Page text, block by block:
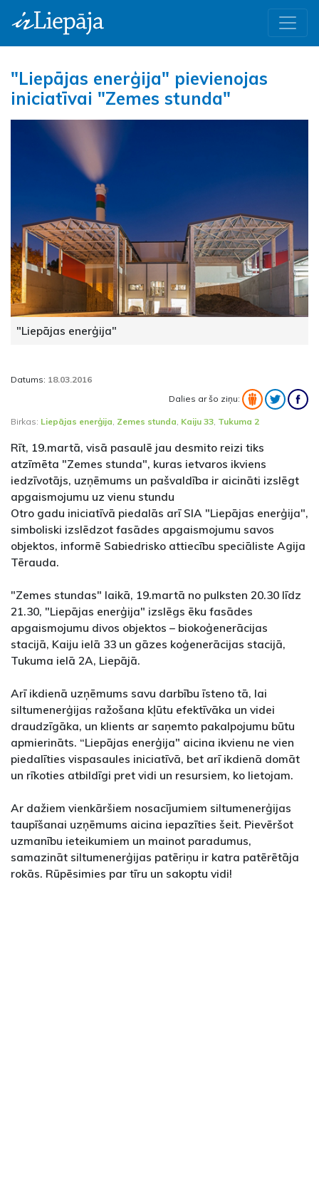
"Liepājas enerģija" pievienojas
iniciatīvai "Zemes stunda"
"Liepājas enerģija"
Datums: 18.03.2016
Dalies ar šo ziņu:
Birkas: Liepājas enerģija, Zemes stunda, Kaiju 33, Tukuma 2
Rīt, 19.martā, visā pasaulē jau desmito reizi tiks
atzīmēta "Zemes stunda", kuras ietvaros ikviens
iedzīvotājs, uzņēmums un pašvaldība ir aicināti izslēgt
apgaismojumu uz vienu stundu
Otro gadu iniciatīvā piedalās arī SIA "Liepājas enerģija",
simboliski izslēdzot fasādes apgaismojumu savos
objektos, informē Sabiedrisko attiecību speciāliste Agija
Tērauda.
"Zemes stundas" laikā, 19.martā no pulksten 20.30 līdz
21.30, "Liepājas enerģija" izslēgs ēku fasādes
apgaismojumu divos objektos – biokoģenerācijas
stacijā, Kaiju ielā 33 un gāzes koģenerācijas stacijā,
Tukuma ielā 2A, Liepājā.
Arī ikdienā uzņēmums savu darbību īsteno tā, lai
siltumenerģijas ražošana kļūtu efektīvāka un videi
draudzīgāka, un klients ar saņemto pakalpojumu būtu
apmierināts. “Liepājas enerģija" aicina ikvienu ne vien
piedalīties vispasaules iniciatīvā, bet arī ikdienā domāt
un rīkoties atbildīgi pret vidi un resursiem, ko lietojam.
Ar dažiem vienkāršiem nosacījumiem siltumenerģijas
taupīšanai uzņēmums aicina iepazīties šeit. Pievēršot
uzmanību ieteikumiem un mainot paradumus,
samazināt siltumenerģijas patēriņu ir katra patērētāja
rokās. Rūpēsimies par tīru un sakoptu vidi!